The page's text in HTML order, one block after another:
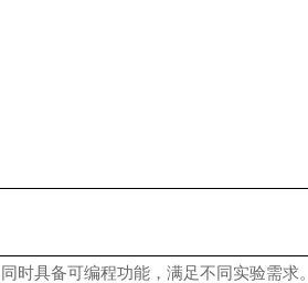
时具备可编程功能，满足不同实验需求。